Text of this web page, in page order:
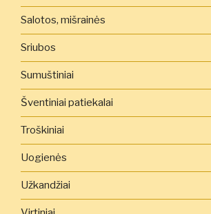
Salotos, mišrainės
Sriubos
Sumuštiniai
Šventiniai patiekalai
Troškiniai
Uogienės
Užkandžiai